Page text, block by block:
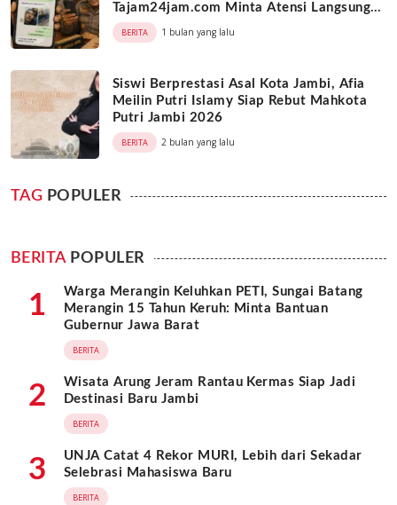
Tajam24jam.com Minta Atensi Langsung
Kapolda Jambi
BERITA 1 bulan yang lalu
Siswi Berprestasi Asal Kota Jambi, Afia
Meilin Putri Islamy Siap Rebut Mahkota
Putri Jambi 2026
BERITA 2 bulan yang lalu
TAG POPULER
BERITAPOPULER
1
Warga Merangin Keluhkan PETI, Sungai Batang
Merangin 15 Tahun Keruh: Minta Bantuan
Gubernur Jawa Barat
BERITA
2
Wisata Arung Jeram Rantau Kermas Siap Jadi
Destinasi Baru Jambi
BERITA
3
UNJA Catat 4 Rekor MURI, Lebih dari Sekadar
Selebrasi Mahasiswa Baru
BERITA